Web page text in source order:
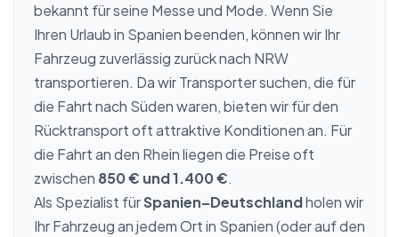
bekannt für seine Messe und Mode. Wenn Sie
Ihren Urlaub in Spanien beenden, können wir Ihr
Fahrzeug zuverlässig zurück nach NRW
transportieren. Da wir Transporter suchen, die für
die Fahrt nach Süden waren, bieten wir für den
Rücktransport oft attraktive Konditionen an. Für
die Fahrt an den Rhein liegen die Preise oft
zwischen 850 € und 1.400 €.
Als Spezialist fürSpanien–Deutschlandholen wir
Ihr Fahrzeug an jedem Ort in Spanien (oder auf den